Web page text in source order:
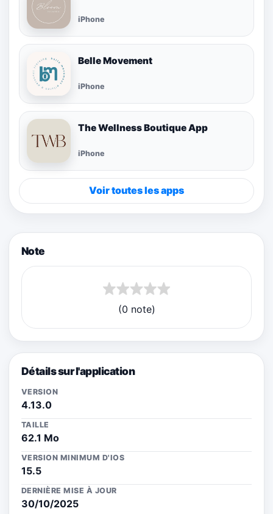
iPhone
Belle Movement
iPhone
The Wellness Boutique App
iPhone
Voir toutes les apps
Note
(0 note)
Détails sur l'application
VERSION
4.13.0
TAILLE
62.1 Mo
VERSION MINIMUM D'IOS
15.5
DERNIÈRE MISE À JOUR
30/10/2025